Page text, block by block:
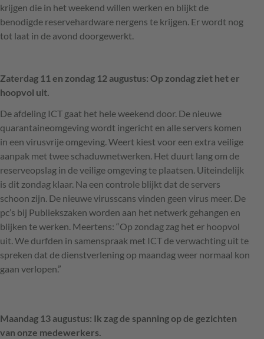
krijgen die in het weekend willen werken en blijkt de
benodigde reservehardware nergens te krijgen. Er wordt nog
tot laat in de avond doorgewerkt.
Zaterdag 11 en zondag 12 augustus: Op zondag ziet het er
hoopvol uit.
De afdeling ICT gaat het hele weekend door. De nieuwe
quarantaineomgeving wordt ingericht en alle servers komen
in een virusvrije omgeving. Weert kiest voor een extra veilige
aanpak met twee schaduwnetwerken. Het duurt lang om de
reserveopslag in de veilige omgeving te plaatsen. Uiteindelijk
is dit zondag klaar. Na een controle blijkt dat de servers
schoon zijn. De nieuwe virusscans vinden geen virus meer. De
pc’s bij Publiekszaken worden aan het netwerk gehangen en
blijken te werken. Meertens: “Op zondag zag het er hoopvol
uit. We durfden in samenspraak met ICT de verwachting uit te
spreken dat de dienstverlening op maandag weer normaal kon
gaan verlopen.”
Maandag 13 augustus: Ik zag de spanning op de gezichten
van onze medewerkers.